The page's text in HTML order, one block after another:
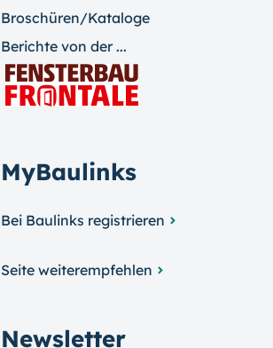
Broschüren/Kataloge
Berichte von der ...
MyBaulinks
Bei Baulinks registrieren
Seite weiterempfehlen
Newsletter